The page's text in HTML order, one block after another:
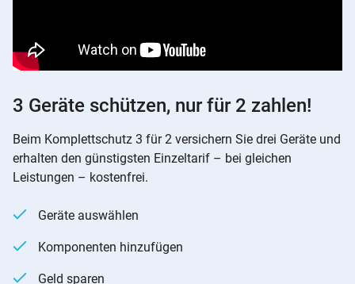
3 Geräte schützen, nur für 2 zahlen!
Beim Komplettschutz 3 für 2 versichern Sie drei Geräte und
erhalten den günstigsten Einzeltarif – bei gleichen
Leistungen – kostenfrei.
Geräte auswählen
Komponenten hinzufügen
Geld sparen